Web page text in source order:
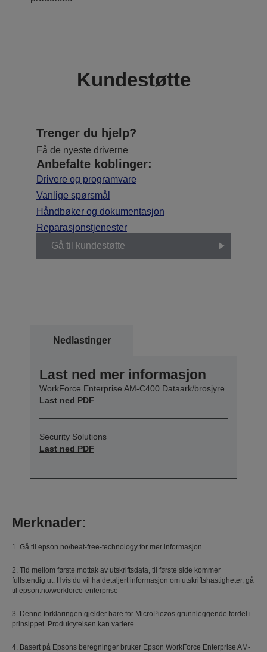
Kundestøtte
Trenger du hjelp?
Få de nyeste driverne
Anbefalte koblinger:
Drivere og programvare
Vanlige spørsmål
Håndbøker og dokumentasjon
Reparasjonstjenester
Gå til kundestøtte
Nedlastinger
Last ned mer informasjon
WorkForce Enterprise​ AM-C400 Dataark/brosjyre
Last ned PDF
Security Solutions
Last ned PDF
Merknader:
1. Gå til epson.no/heat-free-technology for mer informasjon.
2. Tid mellom første mottak av utskriftsdata, til første side kommer
fullstendig ut. Hvis du vil ha detaljert informasjon om utskriftshastigheter, gå
til epson.no/workforce-enterprise
3. Denne forklaringen gjelder bare for MicroPiezos grunnleggende fordel i
prinsippet. Produktytelsen kan variere.
4. Basert på Epsons beregninger bruker Epson WorkForce Enterprise AM-